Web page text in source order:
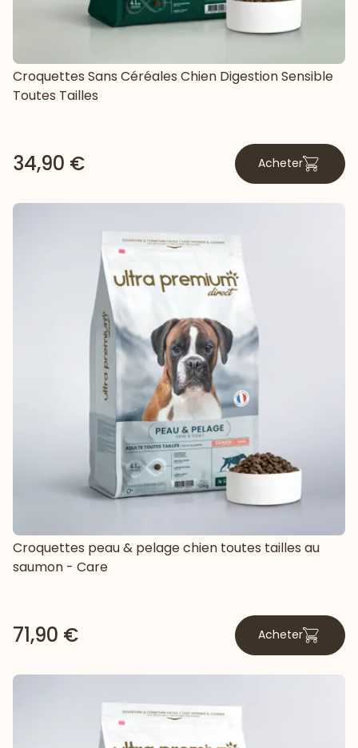
Croquettes Sans Céréales Chien Digestion Sensible
Toutes Tailles
34,90 € Acheter
Croquettes peau & pelage chien toutes tailles au
saumon - Care
71,90 € Acheter